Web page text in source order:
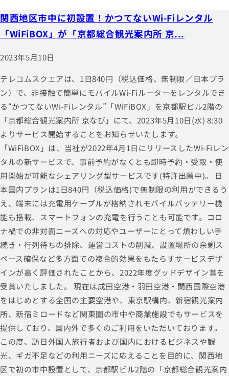
関西地区市中に初設置！かつてないWi-Fiレンタル
「WiFiBOX」が「京都総合観光案内所 京...
2023年5月10日
テレコムスクエアは、1日840円（税込価格、無制限／日本プラ
ン）で、非接触で簡単にモバイルWi-Fiルーターをレンタルでき
る“かつてないWi-Fiレンタル”「WiFiBOX」を京都駅ビル2階の
「京都総合観光案内所 京なび」にて、2023年5月10日(水) 8:30
よりサービス開始することをお知らせいたします。
「WiFiBOX」は、当社が2022年4月1日にリリースしたWi-Fiレン
タルの新サービスで、事前予約がなくとも即時予約・受取・使
用開始が可能なシェアリング型サービスです(特許出願中)。 日
本国内プランは1日840円（税込価格)で無制限の利用ができるう
え、端末には充電用ケーブルが格納されモバイルバッテリー機
能も搭載、スマートフォンの充電を行うことも可能です。コロ
ナ禍での非対面ニーズへの対応やユーザーにとって煩わしい手
続き・行列待ちの排除、運営コストの削減、設置場所の余剰ス
ペース確保など多方面での複合的効果をもたらすサービスデザ
インが高く評価されたことから、2022年度グッドデザイン賞を
受賞いたしました。 現在は成田空港・羽田空港・関西国際空港
をはじめとする全国の主要空港や、東京駅構内、新宿観光案内
所、新宿ミロードなど関東圏の市中や商業施設でもサービスを
提供しており、国内外で多くのご利用をいただいております。
この度、訪日外国人旅行者および国内におけるビジネスや観
光、ギガ不足などの利用ニーズに応えることを目的に、関西地
区で初の市中設置として、京都駅ビル2階の「京都総合観光案内